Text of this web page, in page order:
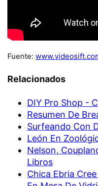
Fuente:
Relacionados
DIY Pro Shop -
Resumen De
Surfeando Con
León En
Nelson,
Libros
Chica Ebria